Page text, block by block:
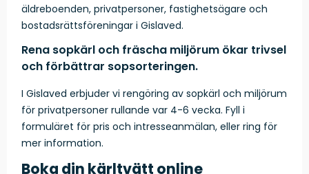
äldreboenden, privatpersoner, fastighetsägare och
bostadsrättsföreningar i Gislaved.
Rena sopkärl och fräscha miljörum ökar trivsel
och förbättrar sopsorteringen.
I Gislaved erbjuder vi rengöring av sopkärl och miljörum
för privatpersoner rullande var 4-6 vecka. Fyll i
formuläret för pris och intresseanmälan, eller ring för
mer information.
Boka din kärltvätt online